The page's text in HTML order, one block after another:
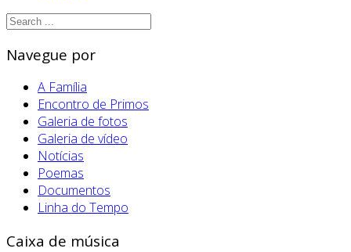
Navegue por
A Família
Encontro de Primos
Galeria de fotos
Galeria de vídeo
Notícias
Poemas
Documentos
Linha do Tempo
Caixa de música